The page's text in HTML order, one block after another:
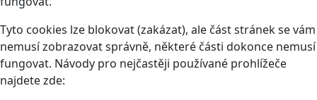
Tyto cookies lze blokovat (zakázat), ale část stránek se vám
nemusí zobrazovat správně, některé části dokonce nemusí
fungovat. Návody pro nejčastěji používané prohlížeče
najdete zde: